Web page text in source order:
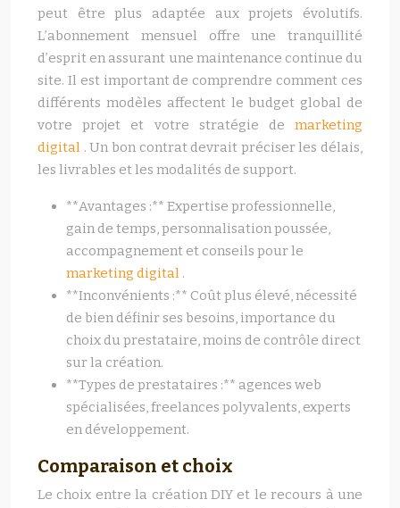
peut être plus adaptée aux projets évolutifs.
L’abonnement mensuel offre une tranquillité
d’esprit en assurant une maintenance continue du
site. Il est important de comprendre comment ces
différents modèles affectent le budget global de
votre projet et votre stratégie de marketing
digital . Un bon contrat devrait préciser les délais,
les livrables et les modalités de support.
**Avantages :** Expertise professionnelle,
gain de temps, personnalisation poussée,
accompagnement et conseils pour le
marketing digital .
**Inconvénients :** Coût plus élevé, nécessité
de bien définir ses besoins, importance du
choix du prestataire, moins de contrôle direct
sur la création.
**Types de prestataires :** agences web
spécialisées, freelances polyvalents, experts
en développement.
Comparaison et choix
Le choix entre la création DIY et le recours à une